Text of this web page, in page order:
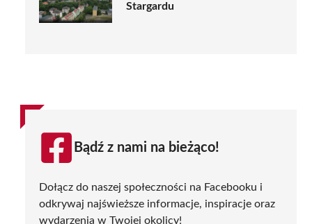
Stargardu
Bądź z nami na bieżąco!
Dołącz do naszej społeczności na Facebooku i
odkrywaj najświeższe informacje, inspiracje oraz
wydarzenia w Twojej okolicy!